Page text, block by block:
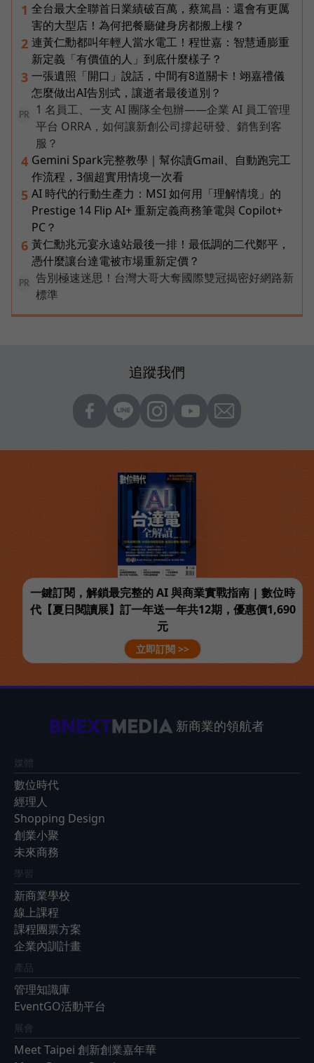
1 全台最大全聯首日業績破百萬，蔡篤昌：還會有更厲
害的大型店！為何把餐廳健身房都搬上樓？
2 連黃仁勳都叫年輕人當水電工！程世嘉：智慧通膨重
新定義「有價值的人」到底什麼樣子？
3 一張遺照「開口」說話，中間有8道關卡！翊嘉禮儀
怎麼做出AI告別式，讓逝者最後道別？
PR
1 名員工、一支 AI 團隊全包辦——企業 AI 員工管理
平台 ORRA，如何讓新創公司撐起研發、銷售到客
服？
4 Gemini Spark完整教學｜幫你讀Gmail、自動跑完工
作流程，3個超實用情境一次看
5 AI 時代的行動生產力：MSI 如何用「理解情境」的
Prestige 14 Flip AI+ 重新定義商務筆電與 Copilot+
PC？
6 黃仁勳兆元宴永遠站最後一排！最低調的二代鄭平，
憑什麼讓台達電被市場重新定價？
PR
告別極速迷思！台灣大哥大奪國際雙冠揭密好網路新
標準
追蹤我們
一鍵訂閱，解鎖最完整的 AI 與商業實戰指南 | 數位時
代【夏日閱讀展】訂一年送一年共12期，優惠價1,690
元
立即訂閱 >>
新商業的領航者
媒體
數位時代
經理人
Shopping Design
創業小聚
未來商務
學習
新商業學校
線上課程
課程團票方案
企業內訓計畫
產品
管理知識庫
EventGO活動平台
展會
Meet Taipei 創新創業嘉年華